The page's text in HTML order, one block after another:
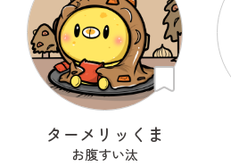
ターメリッくま
お腹すい汰